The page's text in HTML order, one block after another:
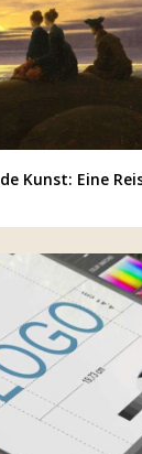
Kunst: Eine